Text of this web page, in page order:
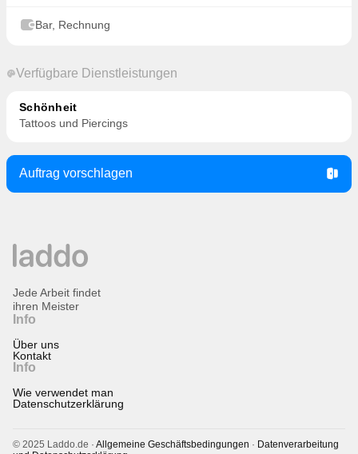
Bar, Rechnung
Verfügbare Dienstleistungen
Schönheit
Tattoos und Piercings
Auftrag vorschlagen
Info
Über uns
Kontakt
Info
Wie verwendet man
Datenschutzerklärung
Jede Arbeit findet
ihren Meister
© 2025 Laddo.de · Allgemeine Geschäftsbedingungen · Datenverarbeitung